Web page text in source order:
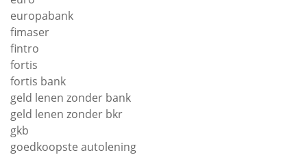
europabank
fimaser
fintro
fortis
fortis bank
geld lenen zonder bank
geld lenen zonder bkr
gkb
goedkoopste autolening